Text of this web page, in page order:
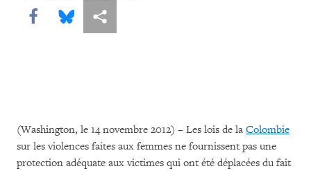
Share this via Facebook
Share this via Bluesky
Share this via Partagez
(Washington, le 14 novembre 2012) – Les lois de la Colombie
sur les violences faites aux femmes ne fournissent pas une
protection adéquate aux victimes qui ont été déplacées du fait